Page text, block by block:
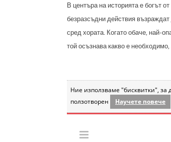
В центъра на историята е богът
безразсъдни действия
сред хората. Когато обаче, най-
той осъзнава какво е